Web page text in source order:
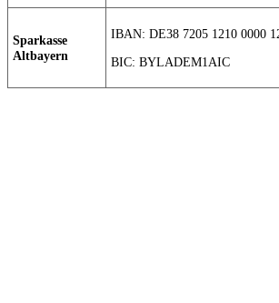
Sparkasse
Altbayern
IBAN: DE38 7205 1210 0000
BIC: BYLADEM1AIC